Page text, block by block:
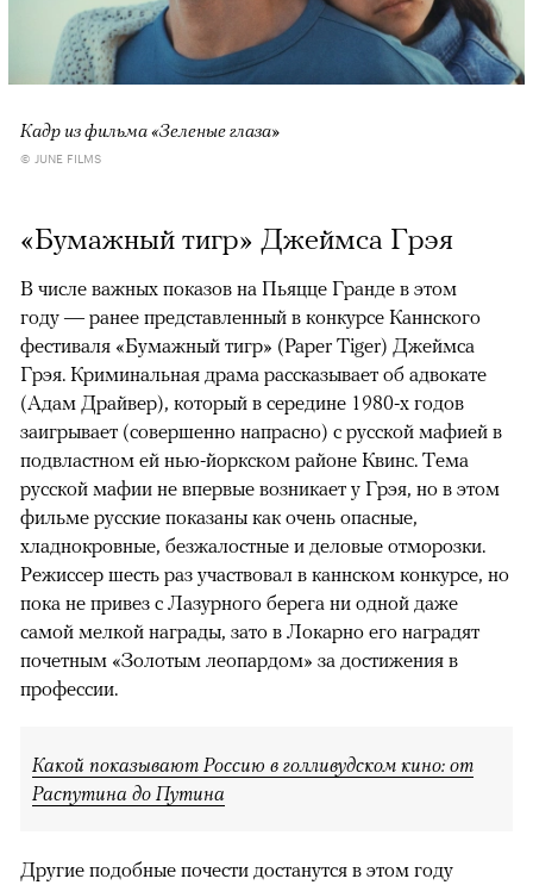
Кадр из фильма «Зеленые глаза»
© JUNE FILMS
«Бумажный тигр» Джеймса Грэя
В числе важных показов на Пьяцце Гранде в этом
году — ранее представленный в конкурсе Каннского
фестиваля «Бумажный тигр» (Paper Tiger) Джеймса
Грэя. Криминальная драма рассказывает об адвокате
(Адам Драйвер), который в середине 1980-х годов
заигрывает (совершенно напрасно) с русской мафией в
подвластном ей нью-йоркском районе Квинс. Тема
русской мафии не впервые возникает у Грэя, но в этом
фильме русские показаны как очень опасные,
хладнокровные, безжалостные и деловые отморозки.
Режиссер шесть раз участвовал в каннском конкурсе, но
пока не привез с Лазурного берега ни одной даже
самой мелкой награды, зато в Локарно его наградят
почетным «Золотым леопардом» за достижения в
профессии.
Какой показывают Россию в голливудском кино: от
Распутина до Путина
Другие подобные почести достанутся в этом году